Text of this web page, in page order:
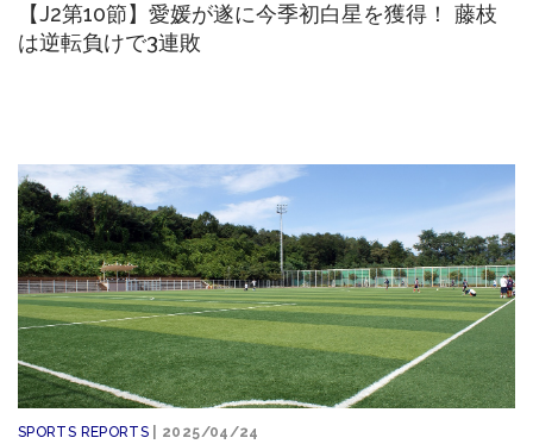
【J2第10節】愛媛が遂に今季初白星を獲得！ 藤枝
は逆転負けで3連敗
SPORTS REPORTS | 2025/04/24